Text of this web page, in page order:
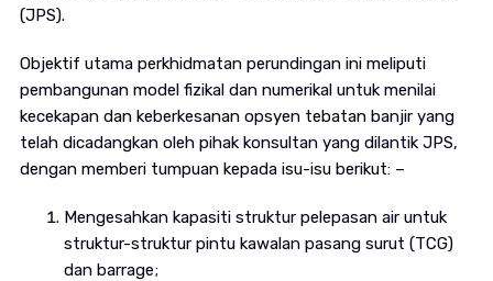
(JPS).
Objektif utama perkhidmatan perundingan ini meliputi
pembangunan model fizikal dan numerikal untuk menilai
kecekapan dan keberkesanan opsyen tebatan banjir yang
telah dicadangkan oleh pihak konsultan yang dilantik JPS,
dengan memberi tumpuan kepada isu-isu berikut: –
Mengesahkan kapasiti struktur pelepasan air untuk
struktur-struktur pintu kawalan pasang surut (TCG)
dan barrage;